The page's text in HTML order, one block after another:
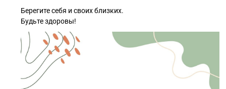
Берегите себя и своих близких.
Будьте здоровы!